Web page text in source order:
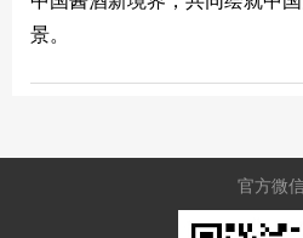
景。
官方微